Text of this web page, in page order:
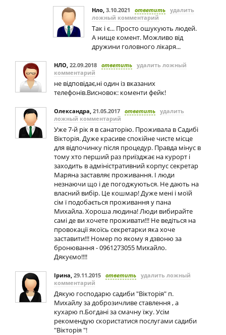
Нло, 3.10.2021 ответить удалить
ложный комментарий
Так і є... Просто ошукують людей.
А нище комент. Можливо від
дружини головного лікаря...
НЛО, 22.09.2018 ответить удалить ложный
комментарий
не відповідає,ні один із вказаних
телефонів.Висновок: коменти фейк!
Олександра, 21.05.2017 ответить удалить
ложный комментарий
Уже 7-й рік я в санаторію. Проживала в Садибі
Вікторія. Дуже красиве спокійне чисте місце
для відпочинку після процедур. Правда мінус в
тому хто перший раз приїзджає на курорт і
заходить в адміністративний корпус секретар
Маряна заставляє проживання. І люди
незнаючи що і де погоджуються. Не дають на
власний вибір. Це кошмар! Дуже мені і моїй
сім ї подобається проживання у пана
Михайла. Хороша людина! Люди вибирайте
самі де ви хочете проживати!!! Не ведіться на
провокації якоїсь секретарки яка хоче
заставити!!! Номер по якому я дзвоню за
бронювання - 0961273055 Михайло.
Дякуємо!!!!
Ірина, 29.11.2015 ответить удалить ложный
комментарий
Дякую господарю садиби "Вікторія" п.
Михайлу за доброзичливе ставлення , а
кухарю п.Богдані за смачну їжу. Усім
рекомендую скористатися послугами садиби
"Вікторія "!